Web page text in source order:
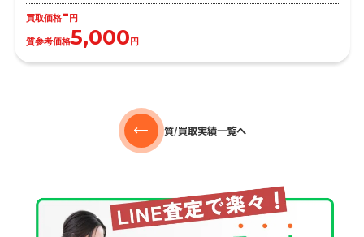
買取価格- 円
質参考価格5,000 円
質/買取実績一覧へ